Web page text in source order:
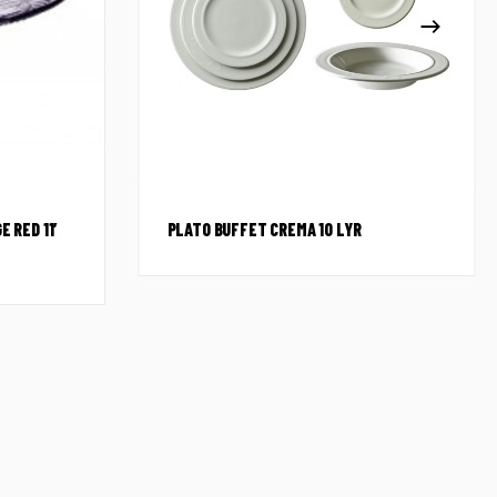
RED 11′ PLATO BUFFET CREMA 10 LYR